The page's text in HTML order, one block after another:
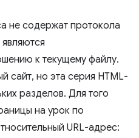
не содержат протокола
к текущему файлу.
сайт, но эта серия HTML-
разделов. Для того
на урок по
URL-адрес: